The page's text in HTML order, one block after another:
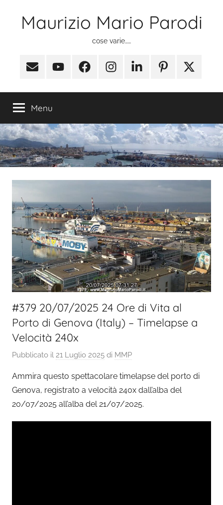
Maurizio Mario Parodi
cose varie……
Email YoutubeFacebookInstagramLinkedinPinterest
X
Twitter)
Menu
#379 20/07/2025 24 Ore di Vita al
Porto di Genova (Italy) – Timelapse a
Velocità 240x
Pubblicato il 21 Luglio 2025 di MMP
Ammira questo spettacolare timelapse del porto di
Genova, registrato a velocità 240x dall’alba del
20/07/2025 all’alba del 21/07/2025.